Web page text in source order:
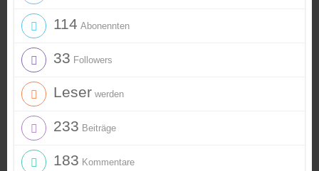
114 Abonennten
33 Followers
Leser werden
233 Beiträge
183 Kommentare